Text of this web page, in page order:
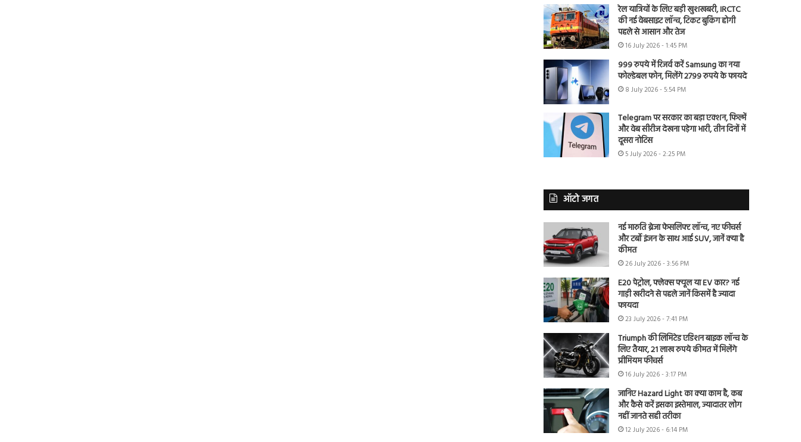
रेल यात्रियों के लिए बड़ी खुशखबरी, IRCTC
की नई वेबसाइट लॉन्च, टिकट बुकिंग होगी
पहले से आसान और तेज
16 July 2026 - 1:45 PM
999 रुपये में रिजर्व करें Samsung का नया
फोल्डेबल फोन, मिलेंगे 2799 रुपये के फायदे
8 July 2026 - 5:54 PM
Telegram पर सरकार का बड़ा एक्शन, फिल्में
और वेब सीरीज देखना पड़ेगा भारी, तीन दिनों में
दूसरा नोटिस
5 July 2026 - 2:25 PM
ऑटो जगत
नई मारुति ब्रेजा फेसलिफ्ट लॉन्च, नए फीचर्स
और टर्बो इंजन के साथ आई SUV, जानें क्या है
कीमत
26 July 2026 - 3:56 PM
E20 पेट्रोल, फ्लेक्स फ्यूल या EV कार? नई
गाड़ी खरीदने से पहले जानें किसमें है ज्यादा
फायदा
23 July 2026 - 7:41 PM
Triumph की लिमिटेड एडिशन बाइक लॉन्च के
लिए तैयार, 21 लाख रुपये कीमत में मिलेंगे
प्रीमियम फीचर्स
16 July 2026 - 3:17 PM
जानिए Hazard Light का क्या काम है, कब
और कैसे करें इसका इस्तेमाल, ज्यादातर लोग
नहीं जानते सही तरीका
12 July 2026 - 6:14 PM